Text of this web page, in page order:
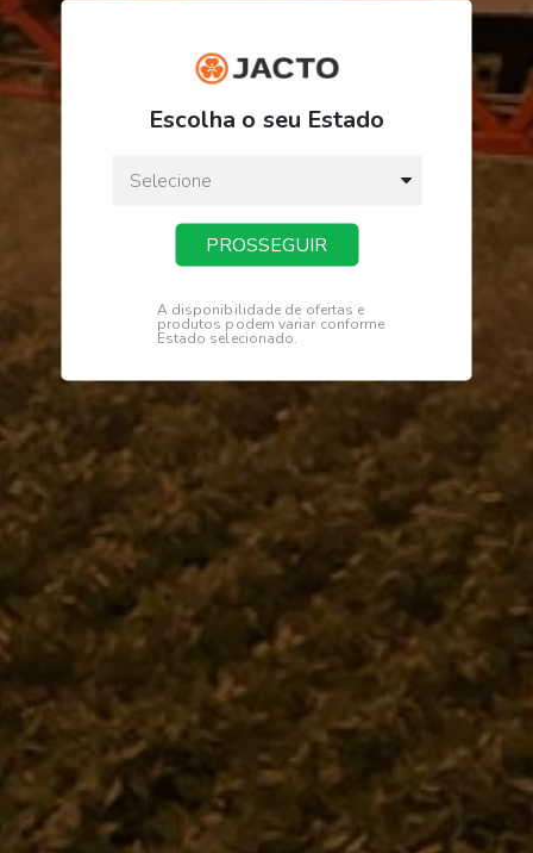
FINALIZAR PEDIDO
Receba novidades
Institucional
Dúvidas
Telefone
0800 772 2100
WhatsApp (Somente Mensagens)
14 98144 1403
Segunda à sexta das 07:15 às 11:30
e das 13:00 às 17:18 horas
Escolha o seu Estado
PROSSEGUIR
A disponibilidade de ofertas e
produtos podem variar conforme
Estado selecionado.